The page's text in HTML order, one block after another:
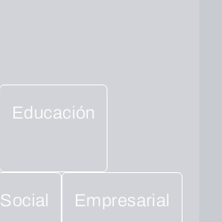
Educación
Social Empresarial